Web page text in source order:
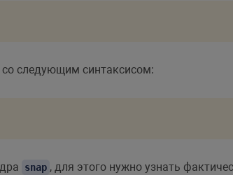
следующим синтаксисом:
snap , для этого нужно узнать